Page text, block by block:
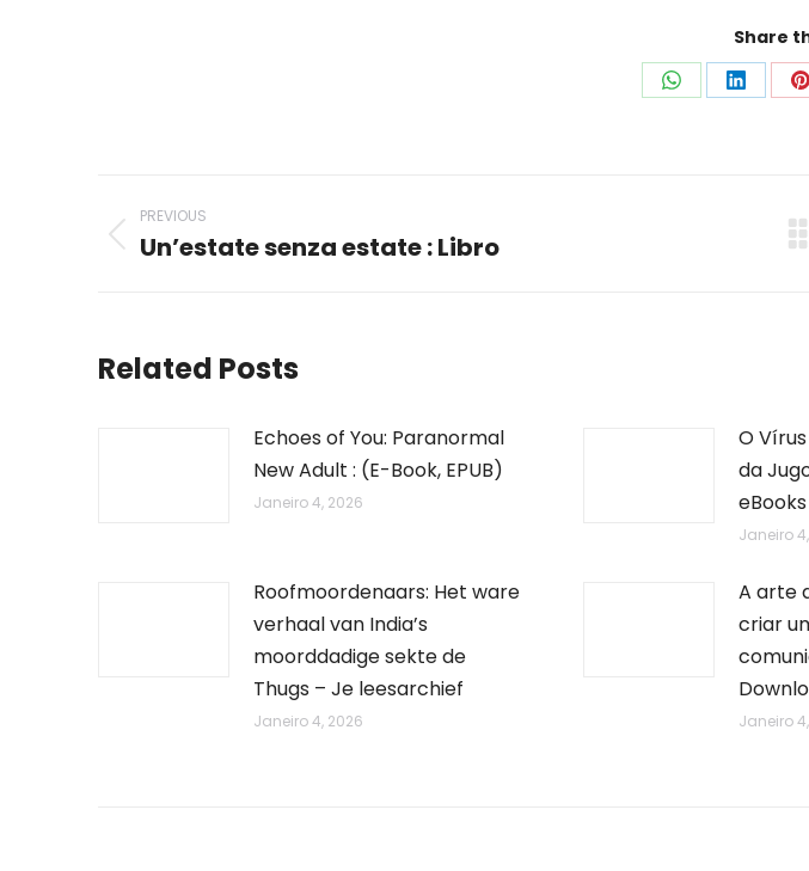
Share
Share Share
Post
navigation
PREVIOUS
Previous
Un’estate senza estate : Libro
Related Posts
Echoes of You: Paranormal
New Adult : (E-Book, EPUB)
Janeiro 4, 2026
O
da
Janeiro
Roofmoordenaars: Het ware
verhaal van India’s
moorddadige sekte de
Thugs – Je leesarchief
Janeiro 4, 2026
A arte
criar
Janeiro